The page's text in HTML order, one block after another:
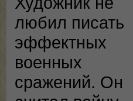
любил писать
эффектных
военных
сражений. Он